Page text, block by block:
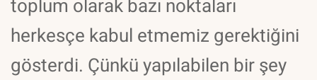
toplum olarak bazı noktaları
herkesçe kabul etmemiz gerektiğini
gösterdi. Çünkü yapılabilen bir şey